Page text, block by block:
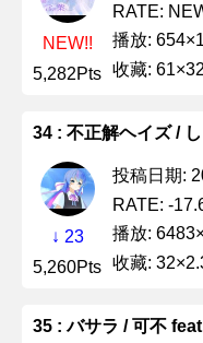
NEW!!
5,282Pts
RATE:
播放:
收藏:
34 : 不正解ヘイズ /
↓ 23
5,260Pts
投稿日期:
RATE: -
播放:
收藏:
35 : バサラ / 可不